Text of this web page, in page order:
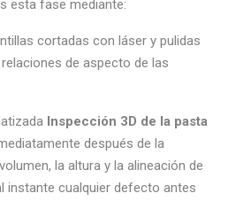
esta fase mediante:
cortadas con láser y pulidas
de aspecto de las
Inspección 3D de la pasta
después de la
la altura y la alineación de
instante cualquier defecto antes